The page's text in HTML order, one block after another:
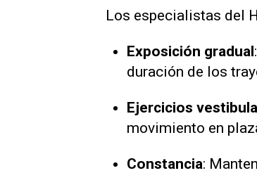
Los especialistas del
Exposición gradual
duración de los
Ejercicios
movimiento en
Constancia: